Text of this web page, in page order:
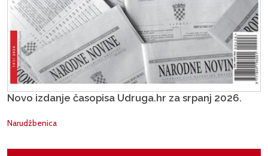
Novo izdanje časopisa Udruga.hr za srpanj 2026.
Narudžbenica